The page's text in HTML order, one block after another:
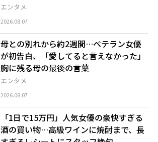
エンタメ
2026.08.07
エンタメ
母との別れから約2週間…ベテラン女優
が初告白、「愛してると言えなかった」
胸に残る母の最後の言葉
2026.08.07
「1日で15万円」人気女優の豪快すぎる
酒の買い物…高級ワインに焼酎まで、長